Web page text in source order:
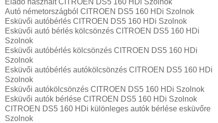
Autó németországból CITROEN DS5 160 HDi Szolnok
Esküvői autóbérlés CITROEN DS5 160 HDi Szolnok
Esküvői autó bérlés kölcsönzés CITROEN DS5 160 HDi
Szolnok
Esküvői autóbérlés kölcsönzés CITROEN DS5 160 HDi
Szolnok
Esküvői autóbérlés autókölcsönzés CITROEN DS5 160 HDi
Szolnok
Esküvői autókölcsönzés CITROEN DS5 160 HDi Szolnok
Esküvői autók bérlése CITROEN DS5 160 HDi Szolnok
CITROEN DS5 160 HDi különleges autók bérlése esküvőre
Szolnok